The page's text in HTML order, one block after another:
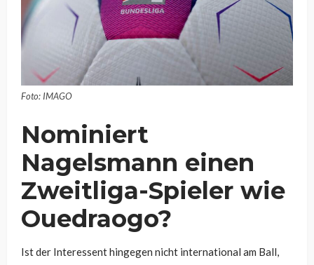
Foto: IMAGO
Nominiert
Nagelsmann einen
Zweitliga-Spieler wie
Ouedraogo?
Ist der Interessent hingegen nicht international am Ball,